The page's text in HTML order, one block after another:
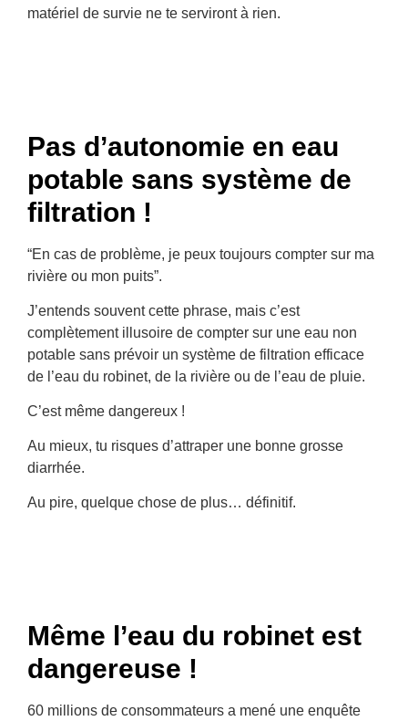
matériel de survie ne te serviront à rien.
Pas d’autonomie en eau
potable sans système de
filtration !
“En cas de problème, je peux toujours compter sur ma
rivière ou mon puits”.
J’entends souvent cette phrase, mais c’est
complètement illusoire de compter sur une eau non
potable sans prévoir un système de filtration efficace
de l’eau du robinet, de la rivière ou de l’eau de pluie.
C’est même dangereux !
Au mieux, tu risques d’attraper une bonne grosse
diarrhée.
Au pire, quelque chose de plus… définitif.
Même l’eau du robinet est
dangereuse !
60 millions de consommateurs a mené une enquête